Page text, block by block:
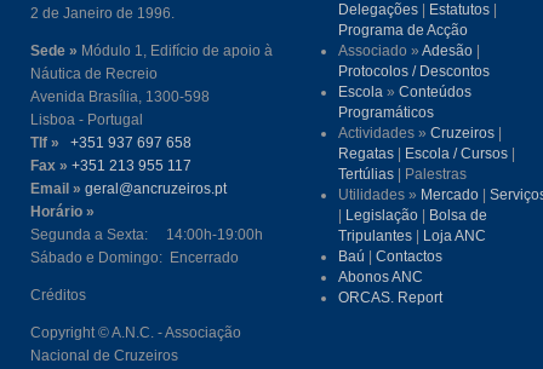
2 de Janeiro de 1996.
Sede » Módulo 1, Edifício de apoio à
Náutica de Recreio
Avenida Brasília, 1300-598
Lisboa - Portugal
Tlf »
+351 937 697 658
Fax » +351 213 955 117
Email » geral@ancruzeiros.pt
Horário »
Segunda a Sexta: 14:00h-19:00h
Sábado e Domingo: Encerrado
Créditos
Copyright © A.N.C. - Associação
Nacional de Cruzeiros
Delegações
Estatutos
Programa de Acção
Associado »Adesão
Protocolos / Descontos
Escola »Conteúdos
Programáticos
Actividades »Cruzeiros
Regatas
Escola / Cursos
Tertúlias | Palestras
Utilidades » Mercado |
Legislação
Bolsa de
Tripulantes
Loja ANC
Baú |Contactos
Abonos ANC
ORCAS. Report